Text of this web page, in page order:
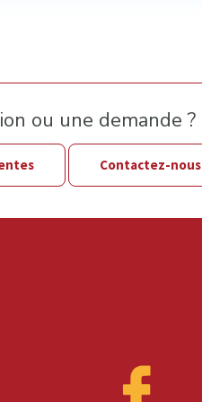
ou une demande ?
Contactez-nous